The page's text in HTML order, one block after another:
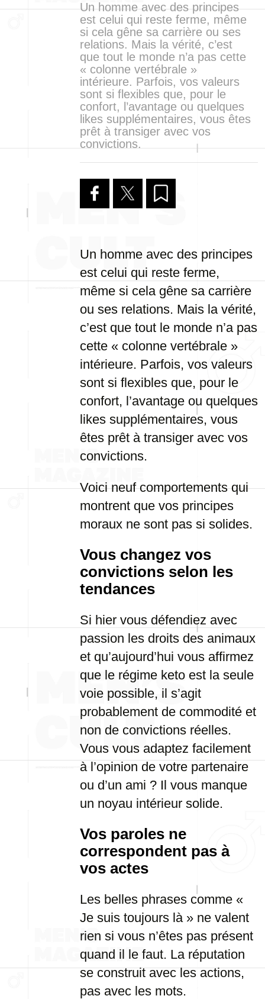
Un homme avec des principes
est celui qui reste ferme, même
si cela gêne sa carrière ou ses
relations. Mais la vérité, c’est
que tout le monde n’a pas cette
« colonne vertébrale »
intérieure. Parfois, vos valeurs
sont si flexibles que, pour le
confort, l’avantage ou quelques
likes supplémentaires, vous êtes
prêt à transiger avec vos
convictions.
Un homme avec des principes
est celui qui reste ferme,
même si cela gêne sa carrière
ou ses relations. Mais la vérité,
c’est que tout le monde n’a pas
cette « colonne vertébrale »
intérieure. Parfois, vos valeurs
sont si flexibles que, pour le
confort, l’avantage ou quelques
likes supplémentaires, vous
êtes prêt à transiger avec vos
convictions.
Voici neuf comportements qui
montrent que vos principes
moraux ne sont pas si solides.
Vous changez vos
convictions selon les
tendances
Si hier vous défendiez avec
passion les droits des animaux
et qu’aujourd’hui vous affirmez
que le régime keto est la seule
voie possible, il s’agit
probablement de commodité et
non de convictions réelles.
Vous vous adaptez facilement
à l’opinion de votre partenaire
ou d’un ami ? Il vous manque
un noyau intérieur solide.
Vos paroles ne
correspondent pas à
vos actes
Les belles phrases comme «
Je suis toujours là » ne valent
rien si vous n’êtes pas présent
quand il le faut. La réputation
se construit avec les actions,
pas avec les mots.